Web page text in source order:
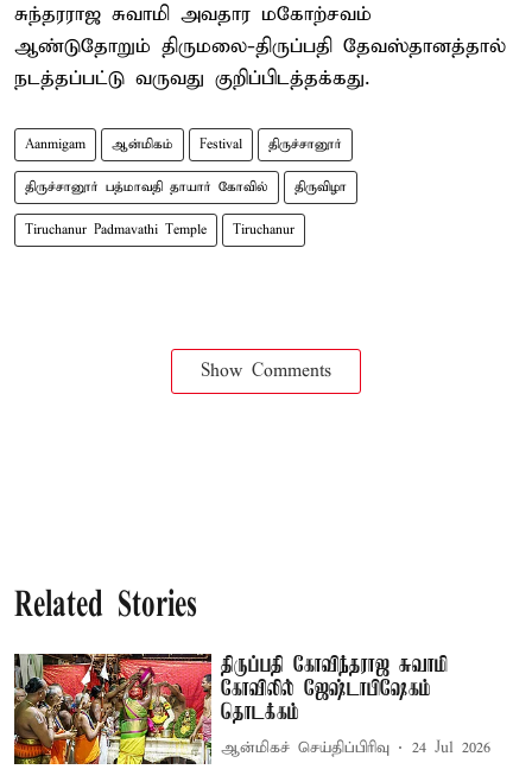
சுந்தரராஜ சுவாமி அவதார மகோற்சவம்
ஆண்டுதோறும் திருமலை-திருப்பதி தேவஸ்தானத்தால்
நடத்தப்பட்டு வருவது குறிப்பிடத்தக்கது.
Aanmigam ஆன்மிகம் Festival திருச்சானூர்
திருச்சானூர் பத்மாவதி தாயார் கோவில் திருவிழா
Tiruchanur Padmavathi Temple Tiruchanur
Show Comments
Related Stories
திருப்பதி கோவிந்தராஜ சுவாமி
கோவிலில் ஜேஷ்டாபிஷேகம்
தொடக்கம்
ஆன்மிகச் செய்திப்பிரிவு 24 Jul 2026